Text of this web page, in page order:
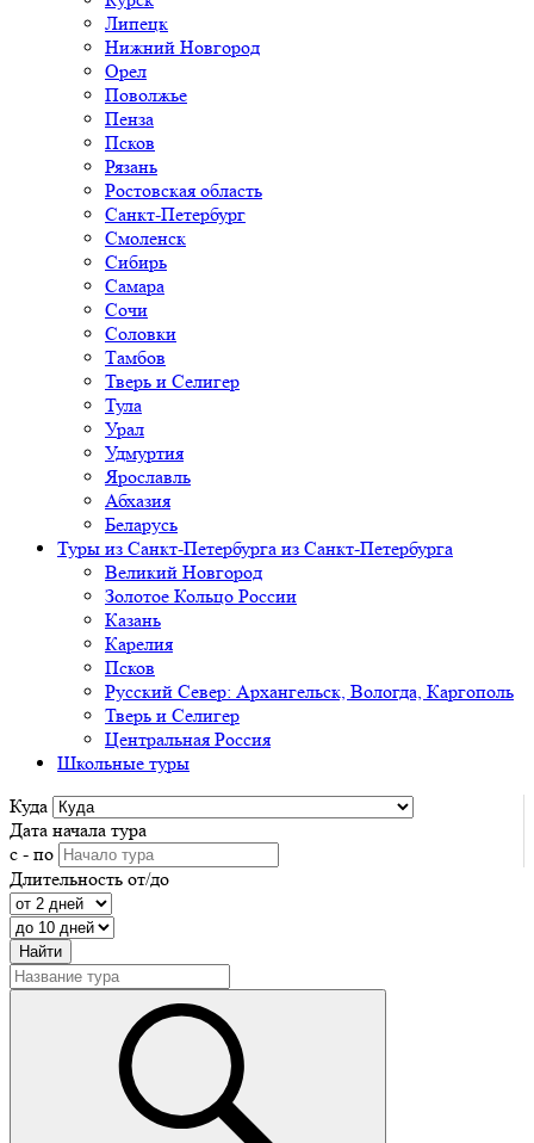
Липецк
Нижний Новгород
Орел
Поволжье
Пенза
Псков
Рязань
Ростовская область
Санкт-Петербург
Смоленск
Сибирь
Самара
Сочи
Соловки
Тамбов
Тверь и Селигер
Тула
Урал
Удмуртия
Ярославль
Абхазия
Беларусь
Туры из Санкт-Петербурга из Санкт-Петербурга
Великий Новгород
Золотое Кольцо России
Казань
Карелия
Псков
Русский Север: Архангельск, Вологда, Каргополь
Тверь и Селигер
Центральная Россия
Школьные туры
Куда
Дата начала тура
с - по
Длительность от/до